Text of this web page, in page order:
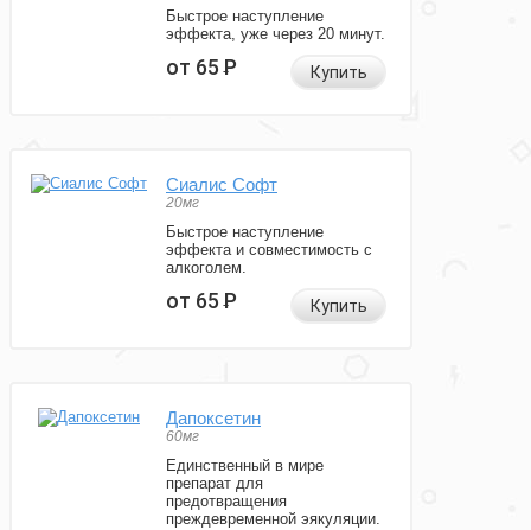
Быстрое наступление
эффекта, уже через 20 минут.
от 65Р Купить
Сиалис Софт
20мг
Быстрое наступление
эффекта и совместимость с
алкоголем.
от 65Р Купить
Дапоксетин
60мг
Единственный в мире
препарат для
предотвращения
преждевременной эякуляции.